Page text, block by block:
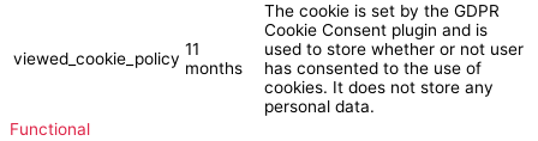
viewed_cookie_policy 11
months
The cookie is set by the GDPR
Cookie Consent plugin and is
used to store whether or not user
has consented to the use of
cookies. It does not store any
personal data.
Functional